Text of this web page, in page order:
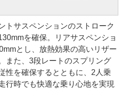
サスペンションのストローク
を確保。リアサスペンショ
とし、放熱効果の高いリザー
また、3段レートのスプリング
性を確保するとともに、2人乗
行時でも快適な乗り心地を実現